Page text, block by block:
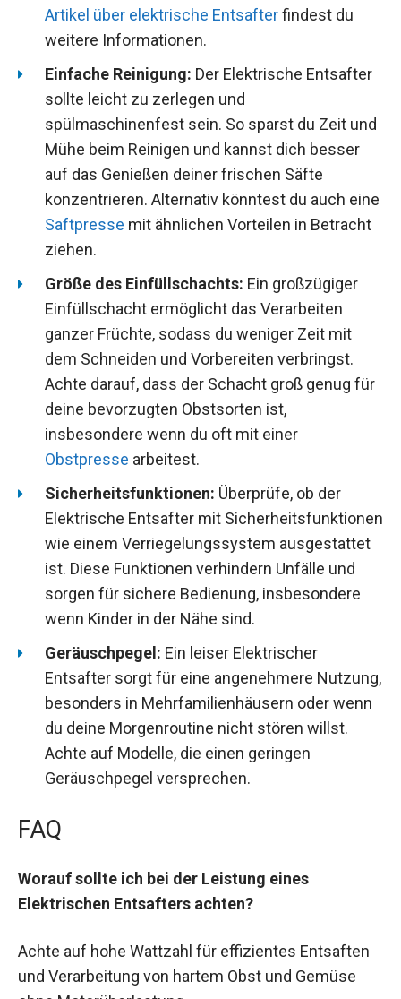
Artikel über elektrische Entsafterfindest du
weitere Informationen.
Einfache Reinigung: Der Elektrische Entsafter
sollte leicht zu zerlegen und
spülmaschinenfest sein. So sparst du Zeit und
Mühe beim Reinigen und kannst dich besser
auf das Genießen deiner frischen Säfte
konzentrieren. Alternativ könntest du auch eine
Saftpresse mit ähnlichen Vorteilen in Betracht
ziehen.
Größe des Einfüllschachts: Ein großzügiger
Einfüllschacht ermöglicht das Verarbeiten
ganzer Früchte, sodass du weniger Zeit mit
dem Schneiden und Vorbereiten verbringst.
Achte darauf, dass der Schacht groß genug für
deine bevorzugten Obstsorten ist,
insbesondere wenn du oft mit einer
Obstpresse arbeitest.
Sicherheitsfunktionen: Überprüfe, ob der
Elektrische Entsafter mit Sicherheitsfunktionen
wie einem Verriegelungssystem ausgestattet
ist. Diese Funktionen verhindern Unfälle und
sorgen für sichere Bedienung, insbesondere
wenn Kinder in der Nähe sind.
Geräuschpegel: Ein leiser Elektrischer
Entsafter sorgt für eine angenehmere Nutzung,
besonders in Mehrfamilienhäusern oder wenn
du deine Morgenroutine nicht stören willst.
Achte auf Modelle, die einen geringen
Geräuschpegel versprechen.
FAQ
Worauf sollte ich bei der Leistung eines
Elektrischen Entsafters achten?
Achte auf hohe Wattzahl für effizientes Entsaften
und Verarbeitung von hartem Obst und Gemüse